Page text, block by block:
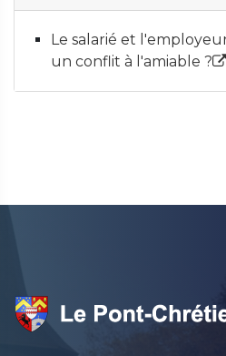
Le salarié et
un conflit à l'amiable ?